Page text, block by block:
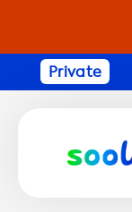
Private